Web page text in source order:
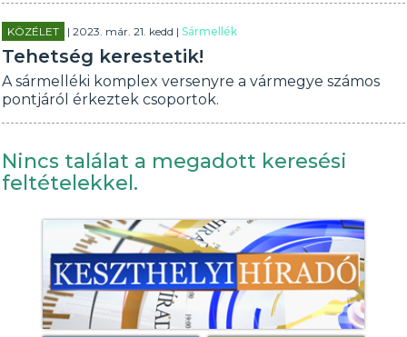
KÖZÉLET | 2023. már. 21. kedd |Sármellék
Tehetség kerestetik!
A sármelléki komplex versenyre a vármegye számos
pontjáról érkeztek csoportok.
Nincs találat a megadott keresési
feltételekkel.